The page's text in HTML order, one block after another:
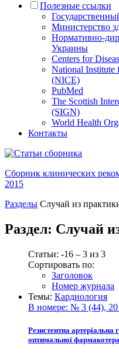
Полезные ссылки
Министерство
Нормативно-
Украины
Centers for
National Institute
(NICE)
PubMed
The Scottish
(SIGN)
World Health
Контакты
Сборник клинических
2015
Разделы Случай из
Раздел: Случай
Статьи: -16 – 3 из 3
Сортировать по:
Заголовок
Номер журнала
Темы: Кардиология
В номере: № 3 (44),
Резистентна артеріальна
оптимальної